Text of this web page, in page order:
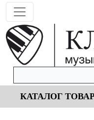
КАТАЛОГ